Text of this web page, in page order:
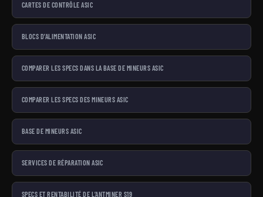
CARTES DE CONTRÔLE ASIC
BLOCS D’ALIMENTATION ASIC
COMPARER LES SPECS DANS LA BASE DE MINEURS ASIC
COMPARER LES SPECS DES MINEURS ASIC
BASE DE MINEURS ASIC
SERVICES DE RÉPARATION ASIC
SPECS ET RENTABILITÉ DE L’ANTMINER S19